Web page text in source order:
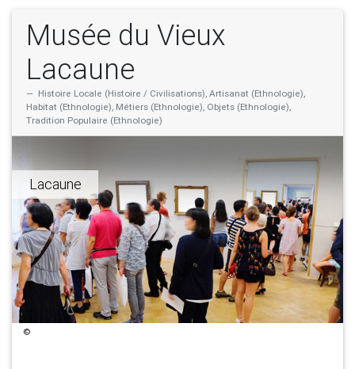
Musée du Vieux
Lacaune
Histoire Locale (Histoire / Civilisations), Artisanat (Ethnologie),
Habitat (Ethnologie), Métiers (Ethnologie), Objets (Ethnologie),
Tradition Populaire (Ethnologie)
Lacaune
©